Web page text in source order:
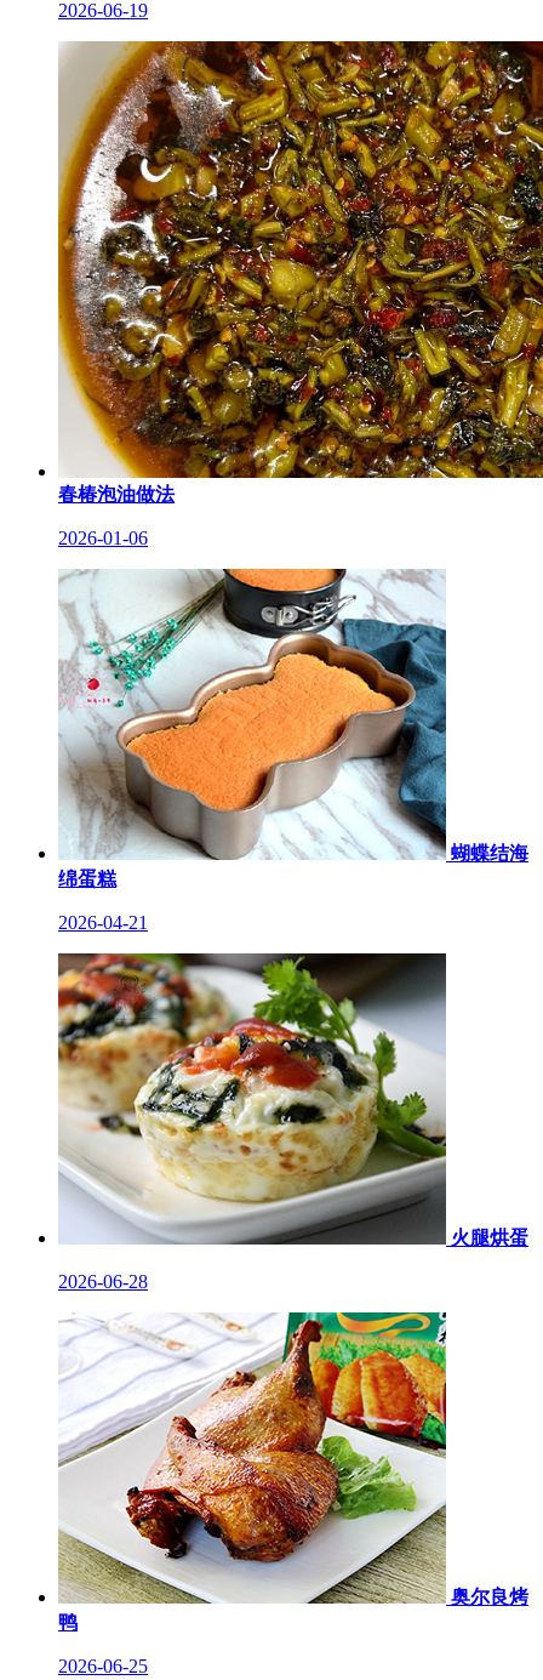
2026-06-19
春椿泡油做法
2026-01-06
蝴蝶结海
绵蛋糕
2026-04-21
火腿烘蛋
2026-06-28
奥尔良烤
鸭
2026-06-25